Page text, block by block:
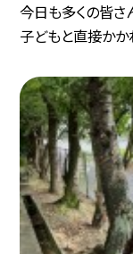
今日も多くの皆さ
子どもと直接かか